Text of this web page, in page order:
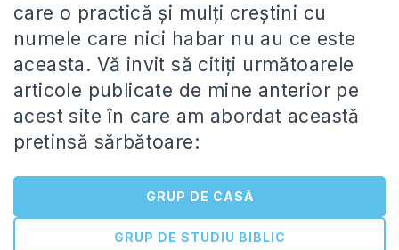
care o practică şi mulţi creştini cu
numele care nici habar nu au ce este
aceasta. Vă invit să citiţi următoarele
articole publicate de mine anterior pe
acest site în care am abordat această
pretinsă sărbătoare:
GRUP DE CASĂ
GRUP DE STUDIU BIBLIC